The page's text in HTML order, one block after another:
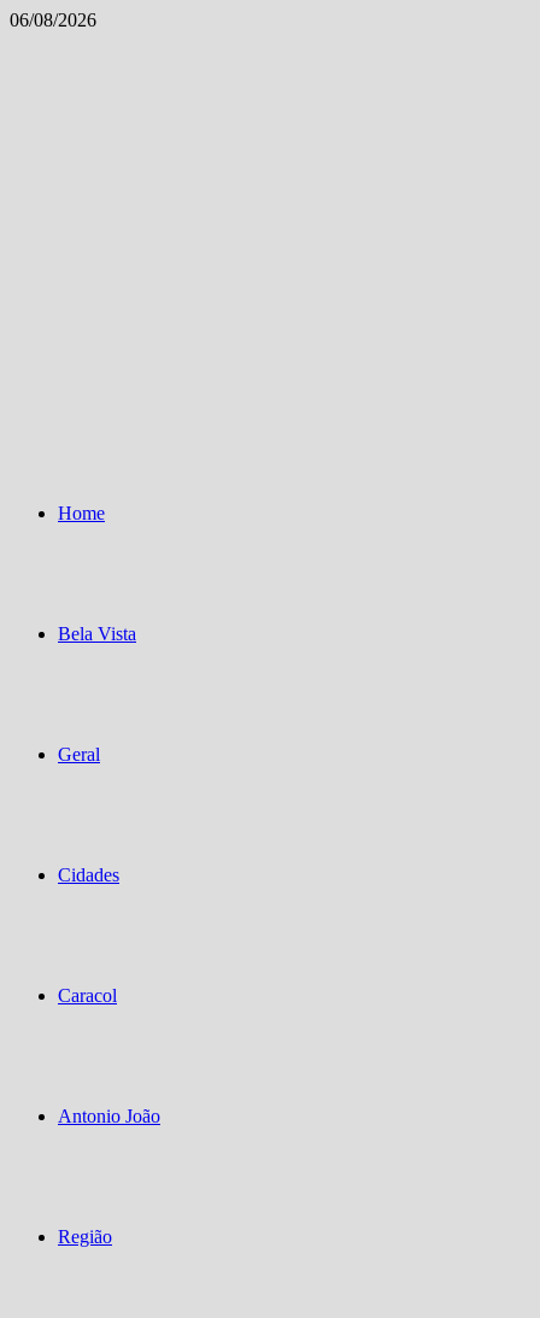
Skip
06/08/2026
Home
Bela Vista
Geral
Cidades
Caracol
Antonio João
Região